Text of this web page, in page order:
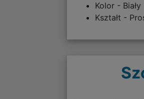
Kolor - Biały
Kształt -